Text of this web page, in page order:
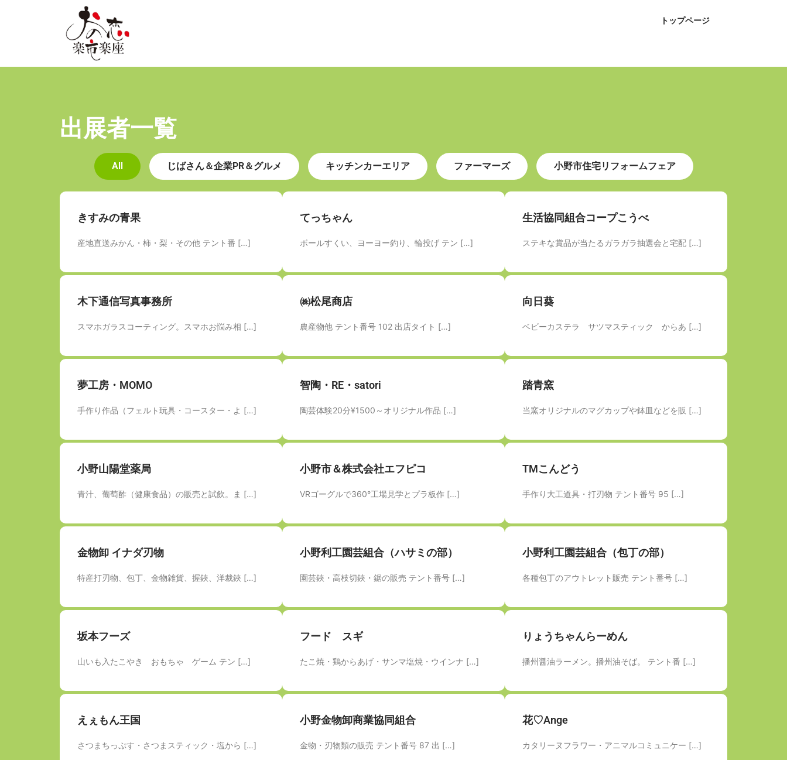
キ
トップページ
出展者一覧
All じばさん＆企業PR＆グルメ キッチンカーエリア ファーマーズ 小野市住宅リフォームフェア
きすみの青果
産地直送みかん・柿・梨・その他 テント番 […]
てっちゃん
ボールすくい、ヨーヨー釣り、輪投げ テン […]
生活協同組合コープこうべ
ステキな賞品が当たるガラガラ抽選会と宅配 […]
木下通信写真事務所
スマホガラスコーティング。スマホお悩み相 […]
㈱松尾商店
農産物他 テント番号 102 出店タイト […]
向日葵
ベビーカステラ サツマスティック からあ […]
夢工房・MOMO
手作り作品（フェルト玩具・コースター・よ […]
智陶・RE・satori
陶芸体験20分¥1500～オリジナル作品 […]
踏青窯
当窯オリジナルのマグカップや鉢皿などを販 […]
小野山陽堂薬局
青汁、葡萄酢（健康食品）の販売と試飲。ま […]
小野市＆株式会社エフピコ
VRゴーグルで360°工場見学とプラ板作 […]
TMこんどう
手作り大工道具・打刃物 テント番号 95 […]
金物卸 イナダ刃物
特産打刃物、包丁、金物雑貨、握鋏、洋裁鋏 […]
小野利工園芸組合（ハサミの部）
園芸鋏・高枝切鋏・鋸の販売 テント番号 […]
小野利工園芸組合（包丁の部）
各種包丁のアウトレット販売 テント番号 […]
坂本フーズ
山いも入たこやき おもちゃ ゲーム テン […]
フード スギ
たこ焼・鶏からあげ・サンマ塩焼・ウインナ […]
りょうちゃんらーめん
播州醤油ラーメン。播州油そば。 テント番 […]
えぇもん王国
さつまちっぷす・さつまスティック・塩から […]
小野金物卸商業協同組合
金物・刃物類の販売 テント番号 87 出 […]
花♡Ange
カタリーヌフラワー・アニマルコミュニケー […]